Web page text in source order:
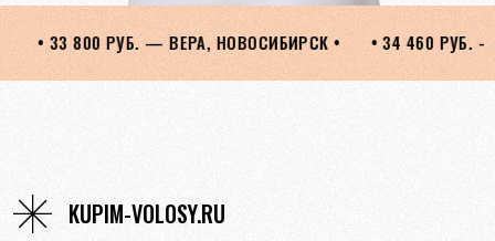
• • 34 460 РУБ. — ЛЮДМИЛА, ОРЕНБУРГ • •
KUPIM-VOLOSY.RU